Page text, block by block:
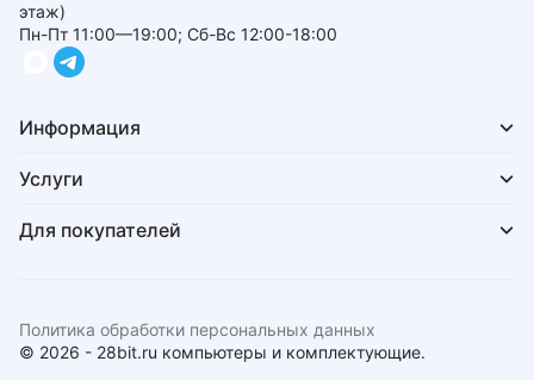
этаж)
Пн-Пт 11:00—19:00; Сб-Вс 12:00-18:00
Информация
Услуги
Для покупателей
© 2026 - 28bit.ru компьютеры и комплектующие.
Политика обработки персональных данных